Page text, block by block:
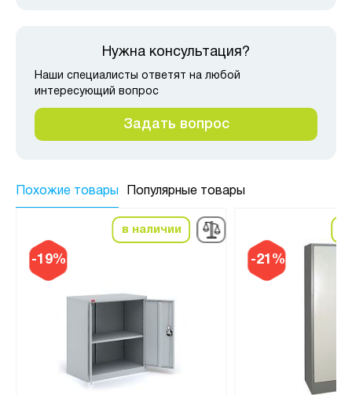
Нужна консультация?
Наши специалисты ответят на любой
интересующий вопрос
Задать вопрос
Похожие товары Популярные товары
-19%
в наличии
-21%